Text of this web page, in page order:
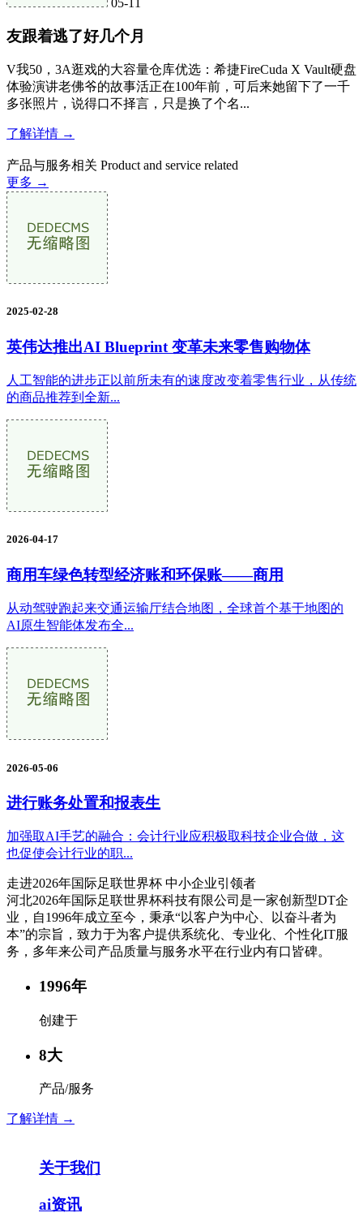
友跟着逃了好几个月
V我50，3A逛戏的大容量仓库优选：希捷FireCuda X Vault硬盘
体验演讲老佛爷的故事活正在100年前，可后来她留下了一千
多张照片，说得口不择言，只是换了个名...
了解详情 →
产品与服务相关 Product and service related
更多 →
2025-02-28
英伟达推出AI Blueprint 变革未来零售购物体
人工智能的进步正以前所未有的速度改变着零售行业，从传统
的商品推荐到全新...
2026-04-17
商用车绿色转型经济账和环保账——商用
从动驾驶跑起来交通运输厅结合地图，全球首个基于地图的
AI原生智能体发布全...
2026-05-06
进行账务处置和报表生
加强取AI手艺的融合：会计行业应积极取科技企业合做，这
也促使会计行业的职...
走进2026年国际足联世界杯 中小企业引领者
河北2026年国际足联世界杯科技有限公司是一家创新型DT企
业，自1996年成立至今，秉承“以客户为中心、以奋斗者为
本”的宗旨，致力于为客户提供系统化、专业化、个性化IT服
务，多年来公司产品质量与服务水平在行业内有口皆碑。
1996年
创建于
8大
产品/服务
了解详情 →
关于我们
ai资讯